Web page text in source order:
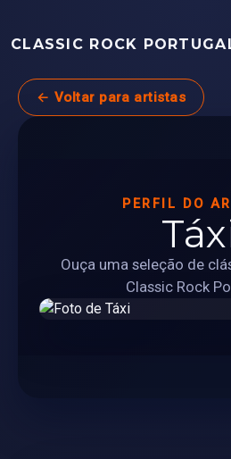
CLASSIC ROCK
← Voltar para artistas
PERFIL DO
Ouça uma seleção de
Classic Rock